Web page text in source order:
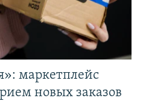
маркетплейс
новых заказов